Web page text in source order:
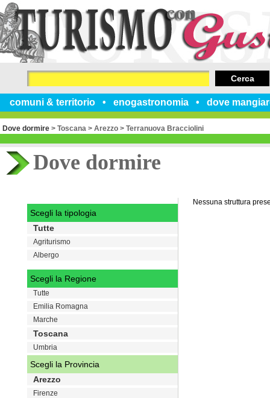
comuni & territorio enogastronomia dove
Cerca
Dove dormire > Toscana > Arezzo > Terranuova Bracciolini
Dove dormire
Nessuna struttura
Scegli la tipologia
Tutte
Agriturismo
Albergo
Scegli la Regione
Tutte
Emilia Romagna
Marche
Toscana
Umbria
Scegli la Provincia
Arezzo
Firenze